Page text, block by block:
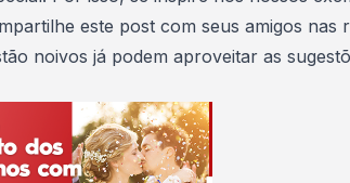
este post com seus amigos nas
noivos já podem aproveitar as